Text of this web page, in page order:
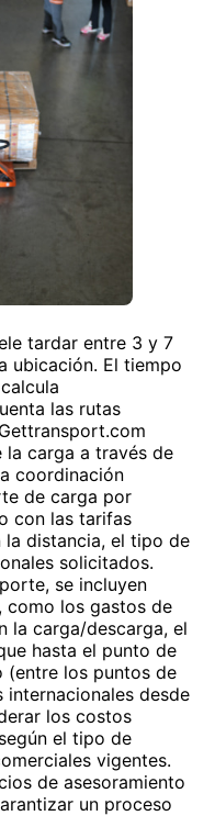
tardar entre 3 y 7
ubicación. El tiempo
las rutas
la carga a través de
coordinación
de carga por
con las tarifas
la distancia, el tipo de
solicitados.
se incluyen
los gastos de
la carga/descarga, el
hasta el punto de
(entre los puntos de
internacionales desde
los costos
el tipo de
vigentes.
de asesoramiento
un proceso